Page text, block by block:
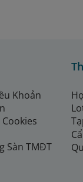
Khoản
Sàn TMĐT